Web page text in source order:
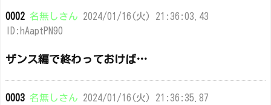
0002 名無しさん 2024/01/16(火) 21:36:03.43
ID:hAaptPN90
ザンス編で終わっておけば…
0003 名無しさん 2024/01/16(火) 21:36:35.87